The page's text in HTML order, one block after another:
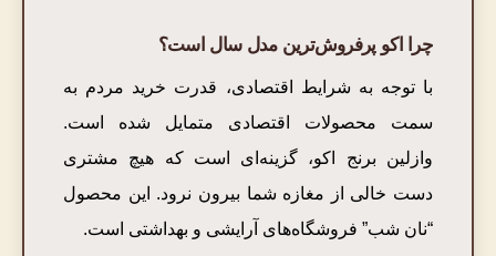
چرا اکو پرفروش‌ترین مدل سال است؟
با توجه به شرایط اقتصادی، قدرت خرید مردم به
سمت محصولات اقتصادی متمایل شده است.
وازلین برنج اکو، گزینه‌ای است که هیچ مشتری
دست خالی از مغازه شما بیرون نرود. این محصول
“نان شب” فروشگاه‌های آرایشی و بهداشتی است.